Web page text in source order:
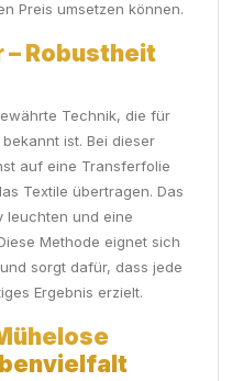
Preis umsetzen können.
Robustheit
Technik, die für
ist. Bei dieser
auf eine Transferfolie
Textile übertragen. Das
leuchten und eine
Methode eignet sich
sorgt dafür, dass jede
Ergebnis erzielt.